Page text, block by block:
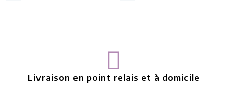
Livraison en point relais et à domicile